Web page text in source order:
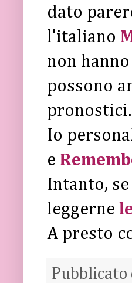
dato
l'italiano
non
possono
pronostici.
Io
e
Intanto,
leggerne
A presto
Pubblicato